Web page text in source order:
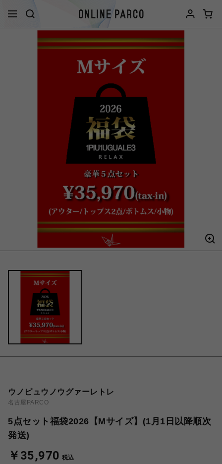
ウノピュウノウグァーレトレ
名古屋PARCO
5点セット福袋2026【Mサイズ】(1月1日以降順次
発送)
￥35,970 税込